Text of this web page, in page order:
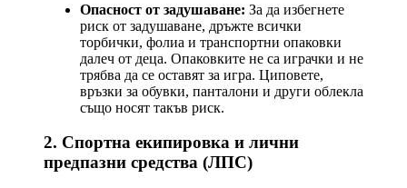
Опасност от задушаване: За да избегнете
риск от задушаване, дръжте всички
торбички, фолиа и транспортни опаковки
далеч от деца. Опаковките не са играчки и не
трябва да се оставят за игра. Циповете,
връзки за обувки, панталони и други облекла
също носят такъв риск.
2. Спортна екипировка и лични
предпазни средства (ЛПС)